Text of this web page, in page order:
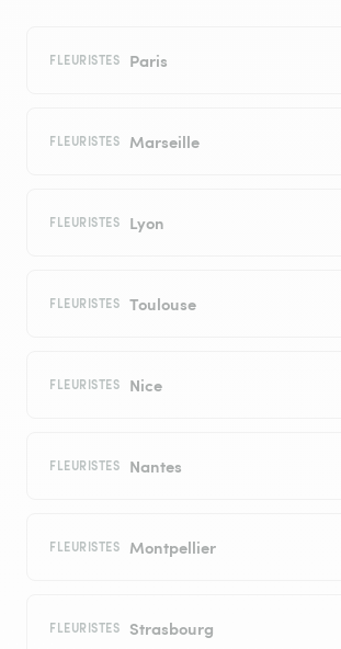
FLEURISTES Paris
FLEURISTES Marseille
FLEURISTES Lyon
FLEURISTES Toulouse
FLEURISTES Nice
FLEURISTES Nantes
FLEURISTES Montpellier
FLEURISTES Strasbourg